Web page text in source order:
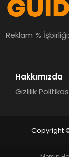
Reklam %
Hakkımızda
Gizlilik
Copyright ©